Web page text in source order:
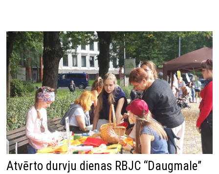
Atvērto durvju dienas RBJC “Daugmale”